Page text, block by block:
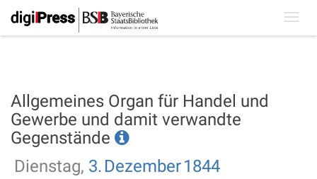
Allgemeines Organ für Handel und
Gewerbe und damit verwandte
Gegenstände
Dienstag, 3. Dezember1844